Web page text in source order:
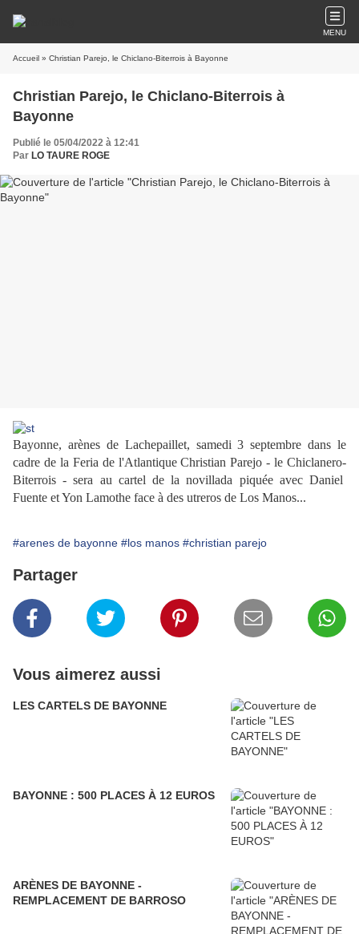
MENU
Accueil » Christian Parejo, le Chiclano-Biterrois à Bayonne
Christian Parejo, le Chiclano-Biterrois à
Bayonne
Publié le 05/04/2022 à 12:41
Par LO TAURE ROGE
Bayonne, arènes de Lachepaillet, samedi 3 septembre dans le
cadre de la Feria de l'Atlantique Christian Parejo - le Chiclanero-
Biterrois - sera au cartel de la novillada piquée avec Daniel
Fuente et Yon Lamothe face à des utreros de Los Manos...
#arenes de bayonne #los manos #christian parejo
Partager
Vous aimerez aussi
LES CARTELS DE BAYONNE
BAYONNE : 500 PLACES À 12 EUROS
ARÈNES DE BAYONNE -
REMPLACEMENT DE BARROSO